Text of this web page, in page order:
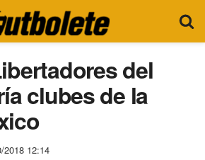
del
clubes de la
2018 12:14